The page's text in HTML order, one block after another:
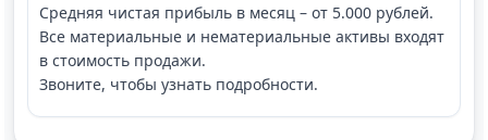
Средняя чистая прибыль в месяц – от 5.000 рублей.
Все материальные и нематериальные активы входят
в стоимость продажи.
Звоните, чтобы узнать подробности.